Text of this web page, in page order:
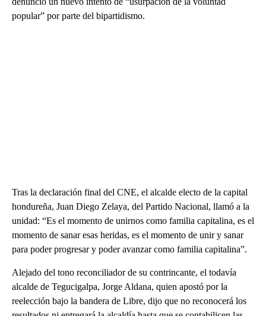
popular” por parte del bipartidismo.
Tras la declaración final del CNE, el alcalde electo de la capital
hondureña, Juan Diego Zelaya, del Partido Nacional, llamó a la
unidad: “Es el momento de unirnos como familia capitalina, es el
momento de sanar esas heridas, es el momento de unir y sanar
para poder progresar y poder avanzar como familia capitalina”.
Alejado del tono reconciliador de su contrincante, el todavía
alcalde de Tegucigalpa, Jorge Aldana, quien apostó por la
reelección bajo la bandera de Libre, dijo que no reconocerá los